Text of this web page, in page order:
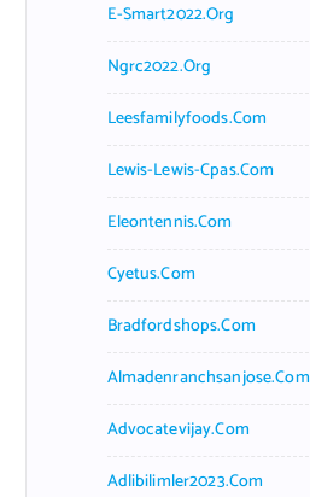
E-Smart2022.org
Ngrc2022.org
Leesfamilyfoods.com
Lewis-Lewis-Cpas.com
Eleontennis.com
Cyetus.com
Bradfordshops.com
Almadenranchsanjose.com
Advocatevijay.com
Adlibilimler2023.com